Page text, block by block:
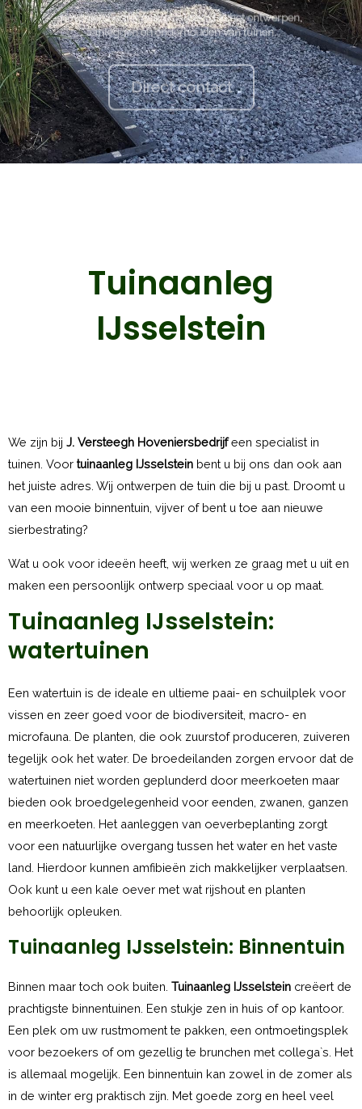
Tuinaanleg
IJsselstein
We zijn bij J. Versteegh Hoveniersbedrijfeen specialist in
tuinen. Voor tuinaanleg IJsselstein bent u bij ons dan ook aan
het juiste adres. Wij ontwerpen de tuin die bij u past. Droomt u
van een mooie binnentuin, vijver of bent u toe aan nieuwe
sierbestrating?
Wat u ook voor ideeën heeft, wij werken ze graag met u uit en
maken een persoonlijk ontwerp speciaal voor u op maat.
Tuinaanleg IJsselstein:
watertuinen
Een watertuin is de ideale en ultieme paai- en schuilplek voor
vissen en zeer goed voor de biodiversiteit, macro- en
microfauna. De planten, die ook zuurstof produceren, zuiveren
tegelijk ook het water. De broedeilanden zorgen ervoor dat de
watertuinen niet worden geplunderd door meerkoeten maar
bieden ook broedgelegenheid voor eenden, zwanen, ganzen
en meerkoeten. Het aanleggen van oeverbeplanting zorgt
voor een natuurlijke overgang tussen het water en het vaste
land. Hierdoor kunnen amfibieën zich makkelijker verplaatsen.
Ook kunt u een kale oever met wat rijshout en planten
behoorlijk opleuken.
Tuinaanleg IJsselstein: Binnentuin
Binnen maar toch ook buiten. Tuinaanleg IJsselstein creëert de
prachtigste binnentuinen. Een stukje zen in huis of op kantoor.
Een plek om uw rustmoment te pakken, een ontmoetingsplek
voor bezoekers of om gezellig te brunchen met collega`s. Het
is allemaal mogelijk. Een binnentuin kan zowel in de zomer als
in de winter erg praktisch zijn. Met goede zorg en heel veel